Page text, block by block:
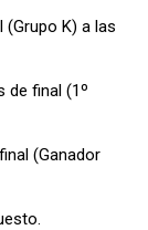
(Grupo K) a las
de final (1º
(Ganador